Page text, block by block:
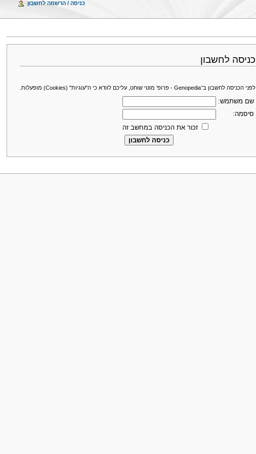
כניסה לחשבון
לפני הכניסה לחשבון ב־Genopedia - פרופ' מוטי שוחט, עליכם לוודא כי ה"עוגיות" (Cookies) מופעלות.
שם משתמש:
סיסמה:
זכור את הכניסה במחשב זה
כניסה / הרשמה לחשבון